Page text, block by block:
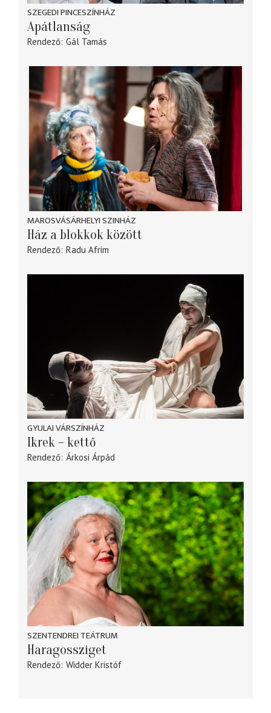
SZEGEDI PINCESZÍNHÁZ
Apátlanság
Rendező Gál Tamás
MAROSVÁSÁRHELYI SZINHÁZ
Ház a blokkok között
Rendező Radu Afrim
GYULAI VÁRSZÍNHÁZ
Ikrek – kettő
Rendező Árkosi Árpád
SZENTENDREI TEÁTRUM
Haragossziget
Rendező Widder Kristóf